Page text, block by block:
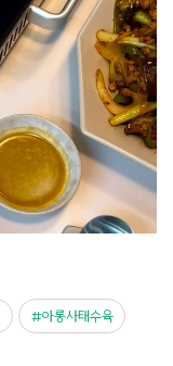
아롱사태수육